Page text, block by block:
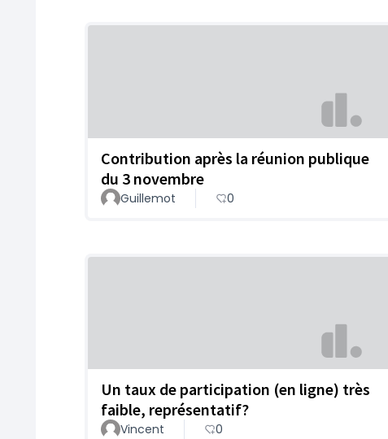
Contribution après la réunion publique
du 3 novembre
Guillemot 0
Un taux de participation (en ligne) très
faible, représentatif?
Vincent 0